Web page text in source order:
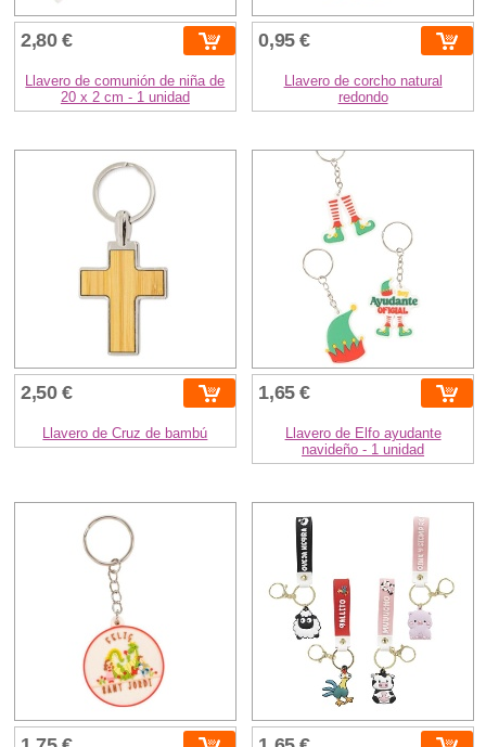
2,80 €
Llavero de comunión de niña de
20 x 2 cm - 1 unidad
0,95 €
Llavero de corcho natural
redondo
2,50 €
Llavero de Cruz de bambú
1,65 €
Llavero de Elfo ayudante
navideño - 1 unidad